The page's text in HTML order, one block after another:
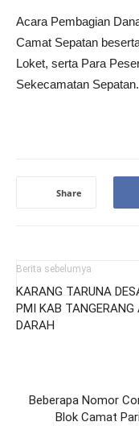
Acara Pembagian
Camat Sepatan
Loket, serta Para
Sekecamatan
Share
Berita sebelumya
KARANG TARUNA
PMI KAB
DARAH
Beberapa Nomor
Blok Camat